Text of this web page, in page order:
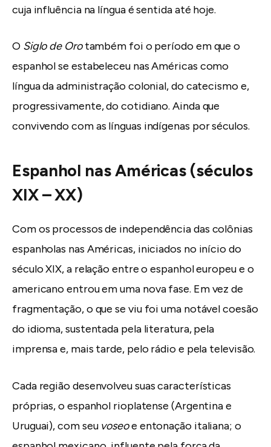
cuja influência na língua é sentida até hoje.
O Siglo de Orotambém foi o período em que o
espanhol se estabeleceu nas Américas como
língua da administração colonial, do catecismo e,
progressivamente, do cotidiano. Ainda que
convivendo com as línguas indígenas por séculos.
Espanhol nas Américas (séculos
XIX – XX)
Com os processos de independência das colônias
espanholas nas Américas, iniciados no início do
século XIX, a relação entre o espanhol europeu e o
americano entrou em uma nova fase. Em vez de
fragmentação, o que se viu foi uma notável coesão
do idioma, sustentada pela literatura, pela
imprensa e, mais tarde, pelo rádio e pela televisão.
Cada região desenvolveu suas características
próprias, o espanhol rioplatense (Argentina e
Uruguai), com seu voseoe entonação italiana; o